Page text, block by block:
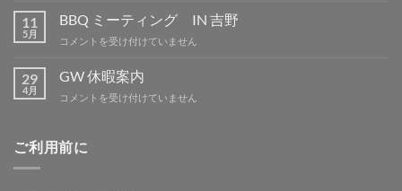
休
暇
は
11
5月
BBQ ミーティング IN 吉野
BBQ
ー
テ
ィ
IN
コメントを受け付けていません
29
4月
GW 休暇案内
GW
案
内
コメントを受け付けていません
ご利用前に